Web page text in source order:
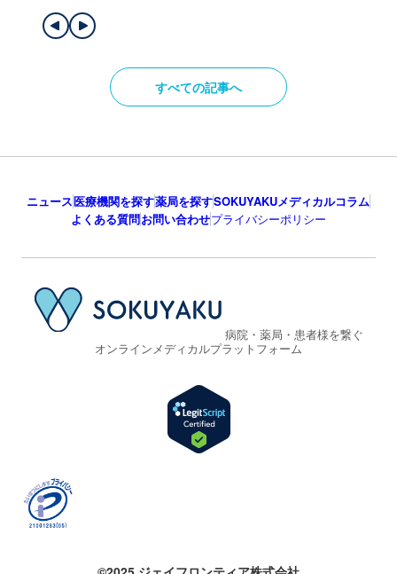
すべての記事へ
ニュース医療機関を探す薬局を探すSOKUYAKUメディカルコラム
よくある質問お問い合わせプライバシーポリシー
病院・薬局・患者様を繋ぐ
オンラインメディカルプラットフォーム